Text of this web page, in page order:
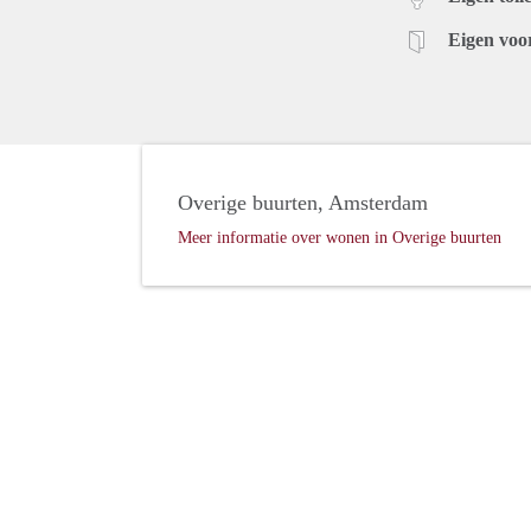
Eigen
Overige buurten, Amsterdam
Meer informatie over wonen in Overige buurten